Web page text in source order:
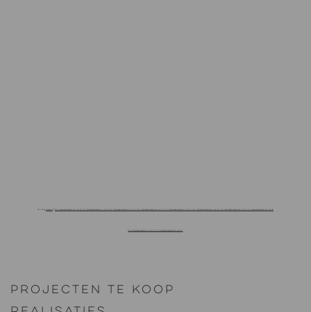
Powered by &
Projecten te koop